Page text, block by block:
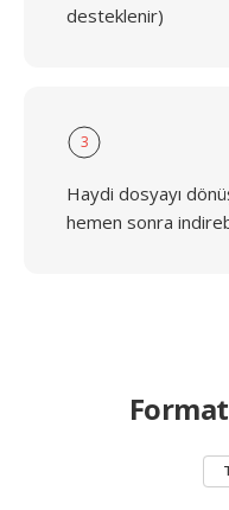
desteklenir)
3
Haydi dosyayı
hemen sonra